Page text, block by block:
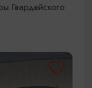
Гвардейского